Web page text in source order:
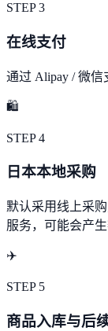
STEP3
在线支付
通过 Alipay / 微信
🛍️
STEP4
日本本地采购
默认采用线上采
服务，可能会产
✈️
STEP 5
商品入库与后